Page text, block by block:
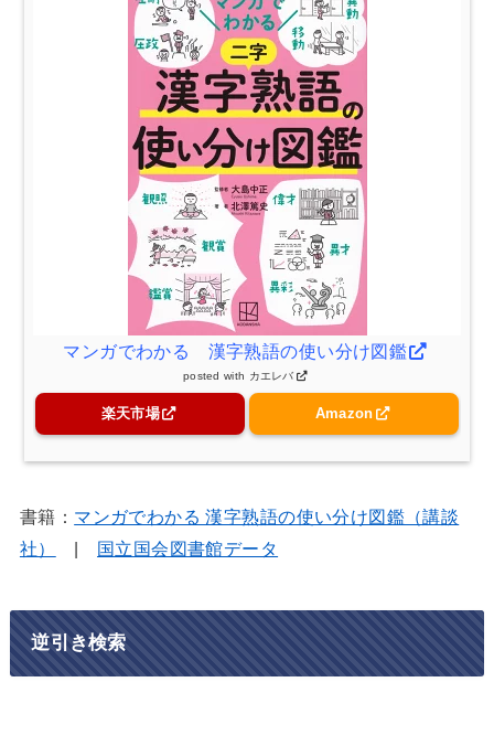
マンガでわかる 漢字熟語の使い分け図鑑
posted with カエレバ
楽天市場 Amazon
書籍： マンガでわかる 漢字熟語の使い分け図鑑（講談
社）
| 国立国会図書館データ
逆引き検索